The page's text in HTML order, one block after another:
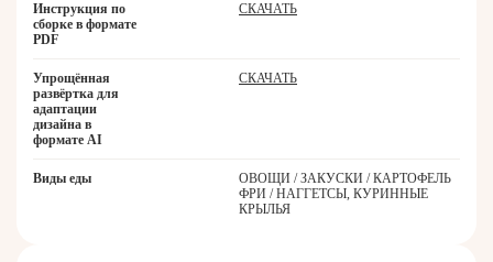
Инструкция по
сборке в формате
PDF
СКАЧАТЬ
Упрощённая
развёртка для
адаптации
дизайна в
формате AI
СКАЧАТЬ
Виды еды
ОВОЩИ / ЗАКУСКИ / КАРТОФЕЛЬ
ФРИ / НАГГЕТСЫ, КУРИННЫЕ
КРЫЛЬЯ